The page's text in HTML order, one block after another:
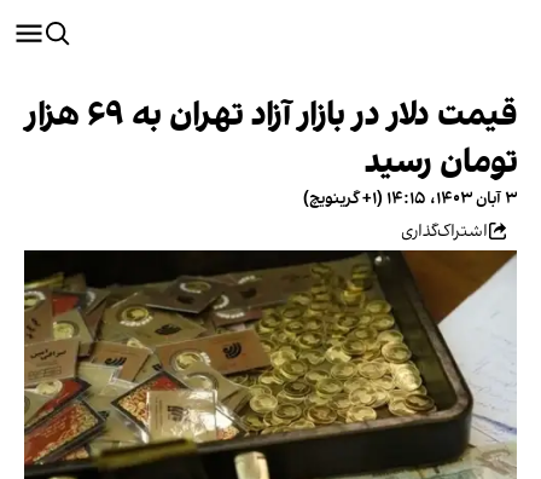
قیمت دلار در بازار آزاد تهران به ۶۹ هزار
تومان رسید
۳ آبان ۱۴۰۳، ۱۴:۱۵ (‎+۱ گرینویچ)
اشتراک‌گذاری